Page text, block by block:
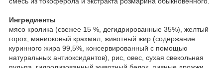
Ингредиенты
мясо кролика (свежее 15 %, дегидрированные 35%), желтый
горох, маниоковый крахмал, животный жир (содержание
куринного жира 99,5%, консервированный с помощью
натуральных антиоксидантов), рис, овес, сухая свекольная